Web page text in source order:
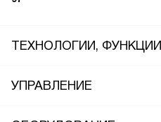
ТЕХНОЛОГИИ, ФУНКЦИИ
УПРАВЛЕНИЕ